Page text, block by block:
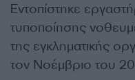
Εντοπίστηκε
τυποποίησης
της εγκληματικής
τον Νοέμβριο του